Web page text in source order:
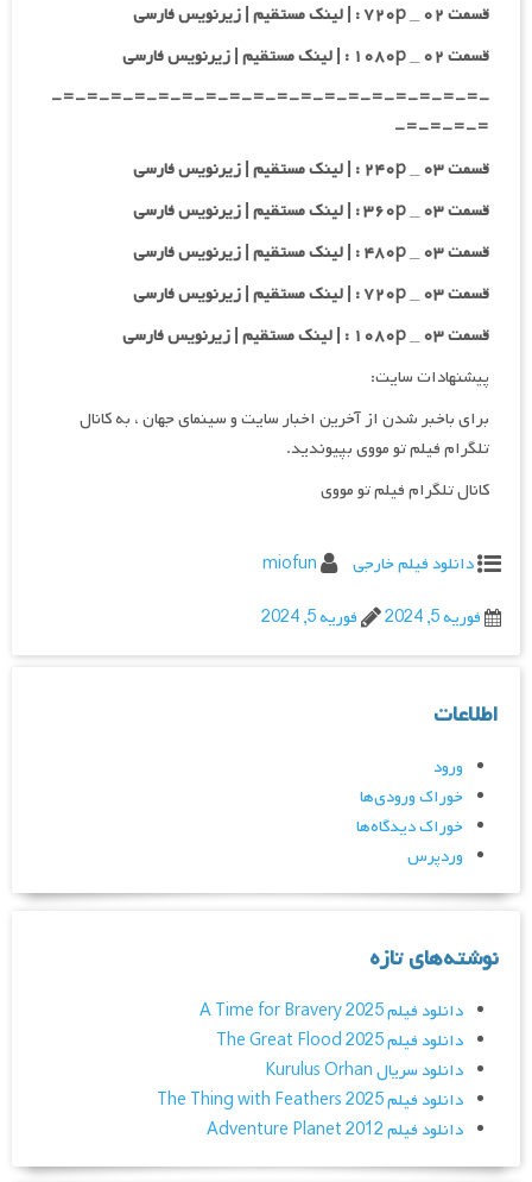
قسمت ۰۲ _ ۷۲۰p : | لینک مستقیم | زیرنویس فارسی
قسمت ۰۲ _ ۱۰۸۰p : | لینک مستقیم | زیرنویس فارسی
-=-=-=-=-=-=-=-=-=-=-=-=-=-=-=-=-=-=-
=-=-=-=-
قسمت ۰۳ _ ۲۴۰p : | لینک مستقیم | زیرنویس فارسی
قسمت ۰۳ _ ۳۶۰p : | لینک مستقیم | زیرنویس فارسی
قسمت ۰۳ _ ۴۸۰p : | لینک مستقیم | زیرنویس فارسی
قسمت ۰۳ _ ۷۲۰p : | لینک مستقیم | زیرنویس فارسی
قسمت ۰۳ _ ۱۰۸۰p : | لینک مستقیم | زیرنویس فارسی
پیشنهادات سایت:
برای باخبر شدن از آخرین اخبار سایت و سینمای جهان ، به کانال
تلگرام فیلم تو مووی بپیوندید.
کانال تلگرام فیلم تو مووی
دانلود فیلم خارجی
miofun
فوریه 5, 2024
فوریه 5, 2024
اطلاعات
ورود
خوراک ورودی‌ها
خوراک دیدگاه‌ها
وردپرس
نوشته‌های تازه
دانلود فیلم A Time for Bravery 2025
دانلود فیلم The Great Flood 2025
دانلود سریال Kurulus Orhan
دانلود فیلم The Thing with Feathers 2025
دانلود فیلم Adventure Planet 2012